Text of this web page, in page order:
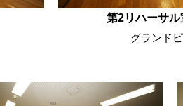
第2リハーサル
グランド